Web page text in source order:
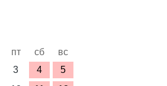
пт сб
вс
3 4
5